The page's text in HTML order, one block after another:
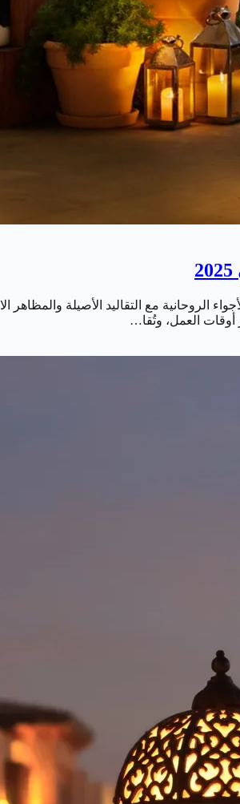
الروحانية مع التقاليد الأصيلة والمظاهر
أوقات العمل، وتُقا…